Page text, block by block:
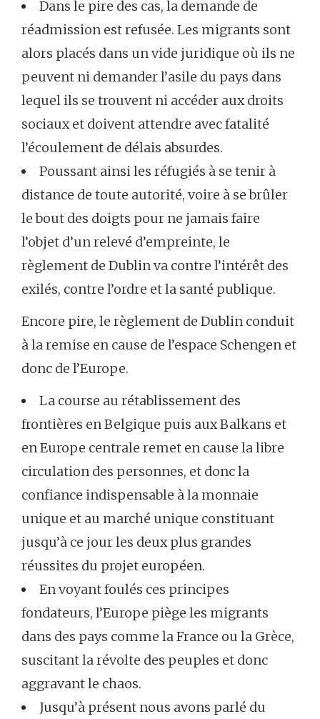
Dans le pire des cas, la demande de
réadmission est refusée. Les migrants sont
alors placés dans un vide juridique où ils ne
peuvent ni demander l’asile du pays dans
lequel ils se trouvent ni accéder aux droits
sociaux et doivent attendre avec fatalité
l’écoulement de délais absurdes.
Poussant ainsi les réfugiés à se tenir à
distance de toute autorité, voire à se brûler
le bout des doigts pour ne jamais faire
l’objet d’un relevé d’empreinte, le
règlement de Dublin va contre l’intérêt des
exilés, contre l’ordre et la santé publique.
Encore pire, le règlement de Dublin conduit
à la remise en cause de l’espace Schengen et
donc de l’Europe.
La course au rétablissement des
frontières en Belgique puis aux Balkans et
en Europe centrale remet en cause la libre
circulation des personnes, et donc la
confiance indispensable à la monnaie
unique et au marché unique constituant
jusqu’à ce jour les deux plus grandes
réussites du projet européen.
En voyant foulés ces principes
fondateurs, l’Europe piège les migrants
dans des pays comme la France ou la Grèce,
suscitant la révolte des peuples et donc
aggravant le chaos.
Jusqu’à présent nous avons parlé du